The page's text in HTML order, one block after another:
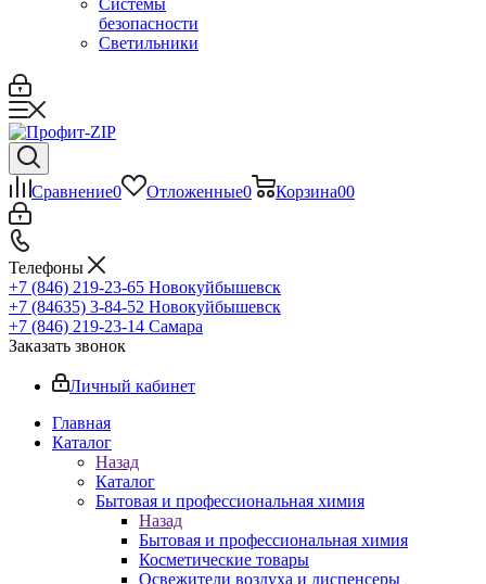
Системы
безопасности
Светильники
Сравнение0 Отложенные0 Корзина00
Телефоны
+7 (846) 219-23-65 Новокуйбышевск
+7 (84635) 3-84-52 Новокуйбышевск
+7 (846) 219-23-14 Самара
Заказать звонок
Личный кабинет
Главная
Каталог
Назад
Каталог
Бытовая и профессиональная химия
Назад
Бытовая и профессиональная химия
Косметические товары
Освежители воздуха и диспенсеры